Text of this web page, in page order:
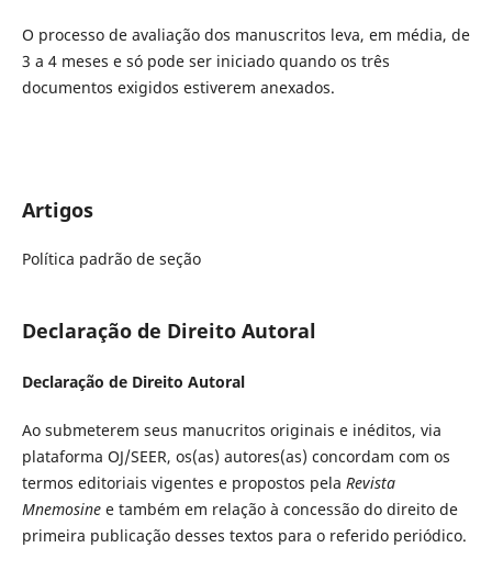
O processo de avaliação dos manuscritos leva, em média, de
3 a 4 meses e só pode ser iniciado quando os três
documentos exigidos estiverem anexados.
Artigos
Política padrão de seção
Declaração de Direito Autoral
Declaração de Direito Autoral
Ao submeterem seus manucritos originais e inéditos, via
plataforma OJ/SEER, os(as) autores(as) concordam com os
termos editoriais vigentes e propostos pela Revista
Mnemosine e também em relação à concessão do direito de
primeira publicação desses textos para o referido periódico.